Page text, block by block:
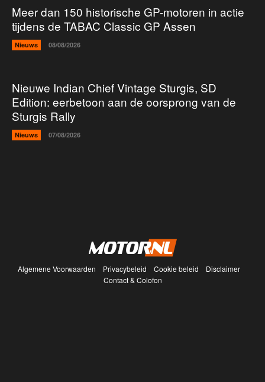
Meer dan 150 historische GP-motoren in actie
tijdens de TABAC Classic GP Assen
Nieuws 08/08/2026
Nieuwe Indian Chief Vintage Sturgis, SD
Edition: eerbetoon aan de oorsprong van de
Sturgis Rally
Nieuws 07/08/2026
Algemene Voorwaarden Privacybeleid Cookie beleid
Disclaimer
Contact & Colofon